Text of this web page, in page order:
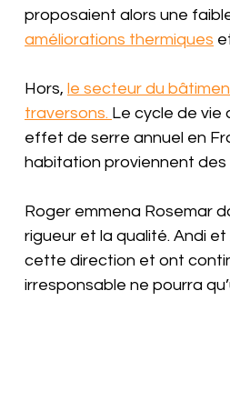
proposaient alors une
améliorations thermiques
Hors, le secteur du
traversons. Le cycle de vie
effet de serre annuel en
habitation proviennent
Roger emmena Rosemar
rigueur et la qualité. Andi
cette direction et ont
irresponsable ne pourra